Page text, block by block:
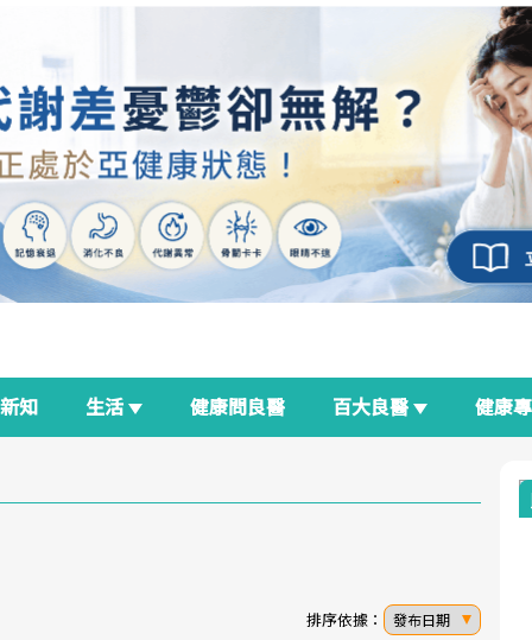
新知 生活 健康問良醫 百大良醫 健康
排序依據： 發布日期
良醫生活祭